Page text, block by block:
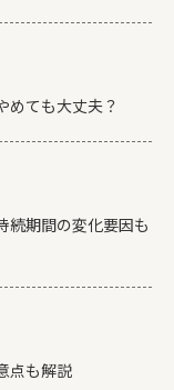
めても大丈夫？
続期間の変化要因も
点も解説